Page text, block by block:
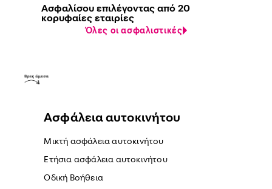
Ασφαλίσου επιλέγοντας από 20
κορυφαίες εταιρίες
Όλες οι ασφαλιστικές
Ασφάλεια αυτοκινήτου
Μικτή ασφάλεια αυτοκινήτου
Ετήσια ασφάλεια αυτοκινήτου
Οδική Βοήθεια